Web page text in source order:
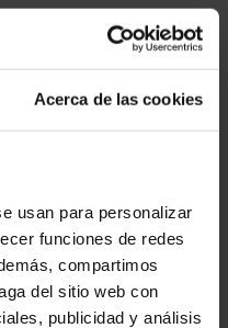
Acerca de las cookies
usan para personalizar
funciones de redes
compartimos
del sitio web con
publicidad y análisis